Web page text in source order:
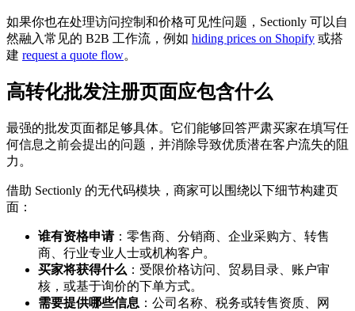
如果你也在处理访问控制和价格可见性问题，Sectionly 可以自
然融入常见的 B2B 工作流，例如 hiding prices on Shopify 或搭
建 request a quote flow。
高转化批发注册页面应包含什么
最强的批发页面都足够具体。它们能够回答严肃买家在填写任
何信息之前会提出的问题，并消除导致优质潜在客户流失的阻
力。
借助 Sectionly 的无代码模块，商家可以围绕以下细节构建页
面：
谁有资格申请：零售商、分销商、企业采购方、转售
商、行业专业人士或机构客户。
买家将获得什么 ：受限价格访问、贸易目录、账户审
核，或基于询价的下单方式。
需要提供哪些信息 ：公司名称、税务或转售资质、网